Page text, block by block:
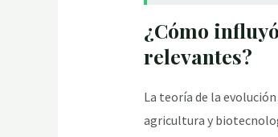
¿Cómo
relevantes?
La teoría de la
agricultura y